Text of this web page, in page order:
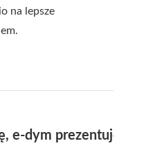
na lepsze
e-dym prezentuje